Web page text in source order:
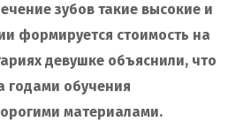
зубов такие высокие и
формируется стоимость на
девушке объяснили, что
годами обучения
материалами.